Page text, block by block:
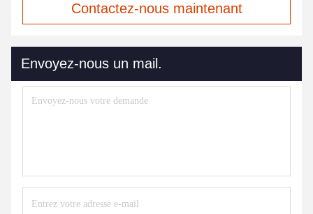
Contactez-nous maintenant
Envoyez-nous un mail.